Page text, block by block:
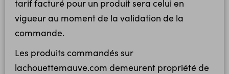
tarif facturé pour un produit sera celui en
vigueur au moment de la validation de la
commande.
Les produits commandés sur
lachouettemauve.com demeurent propriété de